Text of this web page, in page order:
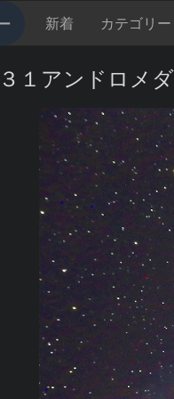
新着 カテゴリー
１アンドロメ